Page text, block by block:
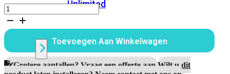
Unlimited
Alle
FortiWiFi-
70G-
5
Jaar
FortiCare
Essential
Toevoegen Aan Winkelwagen
Grotere aantallen? Vraag een offerte aan.Wilt u dit